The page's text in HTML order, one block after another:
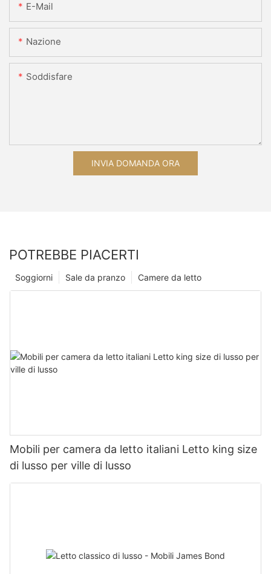
E-Mail
Nazione
Soddisfare
INVIA DOMANDA ORA
POTREBBE PIACERTI
Camere da letto
Sale da pranzo
Soggiorni
Mobili per camera da letto italiani Letto king size
di lusso per ville di lusso